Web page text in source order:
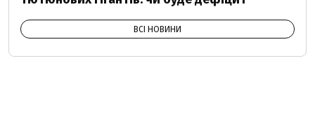
ВСІ НОВИНИ